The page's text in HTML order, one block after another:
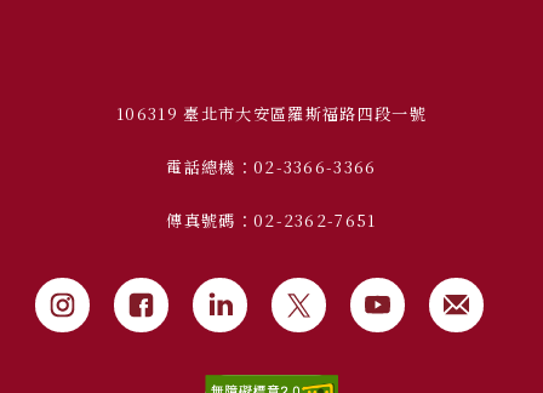
106319 臺北市大安區羅斯福路四段一號
電話總機：02-3366-3366
傳真號碼：02-2362-7651